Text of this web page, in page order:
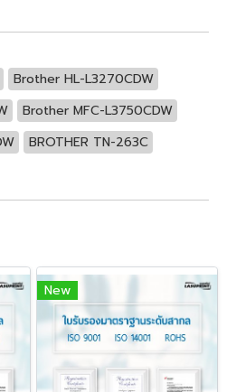
Brother HL-L3270CDW
Brother MFC-L3750CDW
BROTHER TN-263C
New